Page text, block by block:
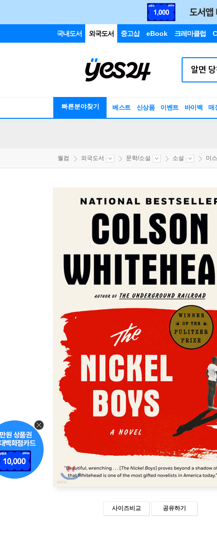
국내도서 외국도서 중고샵 eBook 크레마클럽
빠른분야찾기 베스트 신상품 이벤트 바이백 매
웰컴 외국도서 문학/소설 소설 미
사이즈비교 공유하기